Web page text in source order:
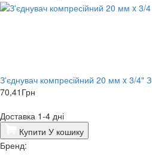
З'єднувач компресійний 20 мм x 3/4" З
70,41 Грн
Доставка 1-4 дні
Купити У кошику
Бренд: